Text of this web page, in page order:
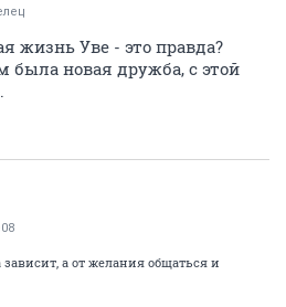
жизнь Уве - это правда?
была новая дружба, с этой
зависит, а от желания общаться и